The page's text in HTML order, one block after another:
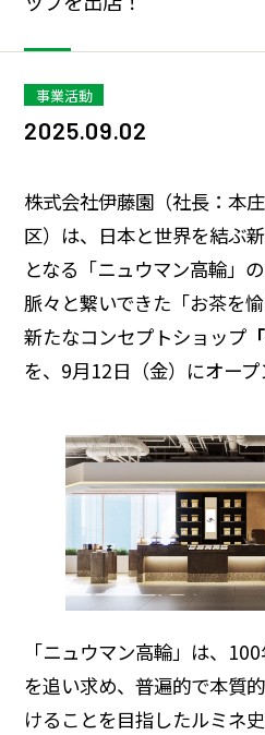
コンプライアンス
役
サステナビリティデータ
研究開発への考え方・体
研究・技術開発
研究リリース
学会発表・論文
サイエンスキャッスル
IR・投資家情報
個人投資家の皆さまへ
経営戦略
業績・財務情報
株式関連情報
IRライブラリ
ディスクロージャーポ
よくいただくご質問
ニュースルーム
採用サイト
グローバルサイト
事業活動
2025.09.02
株式会社伊藤園（社長：本
区）は、日本と世界を結ぶ
となる「ニュウマン高輪」
脈々と繋いできた「お茶を
新たなコンセプトショップ
を、9月12日（金）にオープ
「ニュウマン高輪」は、
を追い求め、普遍的で本質
けることを目指したルミネ